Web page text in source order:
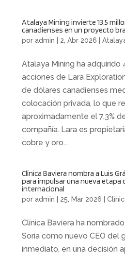
Atalaya Mining invierte 13,5
canadienses en un proyecto
por admin 2, Abr 2026
Atalaya Mining ha adquirido
acciones de Lara
de dólares canadienses
colocación privada, lo que
aproximadamente el 7,3%
compañía. Lara es
cobre y oro...
Clínica Baviera nombra a Luis
para impulsar una nueva etapa
internacional
por admin 25, Mar 2026
Clínica Baviera ha
Soria como nuevo CEO del
inmediato, en una decisión